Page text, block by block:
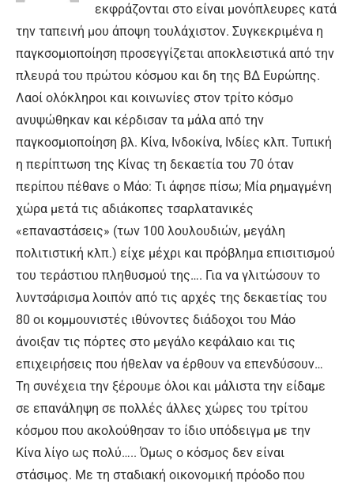
εκφράζονται στο είναι μονόπλευρες κατά
την ταπεινή μου άποψη τουλάχιστον. Συγκεκριμένα η
παγκσομιοποίηση προσεγγίζεται αποκλειστικά από την
πλευρά του πρώτου κόσμου και δη της ΒΔ Ευρώπης.
Λαοί ολόκληροι και κοινωνίες στον τρίτο κόσμο
ανυψώθηκαν και κέρδισαν τα μάλα από την
παγκοσμιοποίηση βλ. Κίνα, Ινδοκίνα, Ινδίες κλπ. Τυπική
η περίπτωση της Κίνας τη δεκαετία του 70 όταν
περίπου πέθανε ο Μάο: Τι άφησε πίσω; Μία ρημαγμένη
χώρα μετά τις αδιάκοπες τσαρλατανικές
«επαναστάσεις» (των 100 λουλουδιών, μεγάλη
πολιτιστική κλπ.) είχε μέχρι και πρόβλημα επισιτισμού
του τεράστιου πληθυσμού της…. Για να γλιτώσουν το
λυντσάρισμα λοιπόν από τις αρχές της δεκαετίας του
80 οι κομμουνιστές ιθύνοντες διάδοχοι του Μάο
άνοιξαν τις πόρτες στο μεγάλο κεφάλαιο και τις
επιχειρήσεις που ήθελαν να έρθουν να επενδύσουν…
Τη συνέχεια την ξέρουμε όλοι και μάλιστα την είδαμε
σε επανάληψη σε πολλές άλλες χώρες του τρίτου
κόσμου που ακολούθησαν το ίδιο υπόδειγμα με την
Κίνα λίγο ως πολύ….. Όμως ο κόσμος δεν είναι
στάσιμος. Με τη σταδιακή οικονομική πρόοδο που